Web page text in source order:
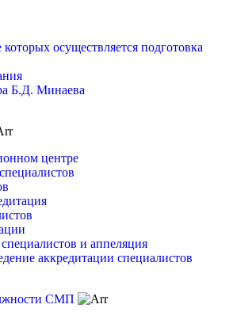
осуществляется подготовка
Б.Д. Минаева
центре
и аппеляция
аккредитации специалистов
СМП